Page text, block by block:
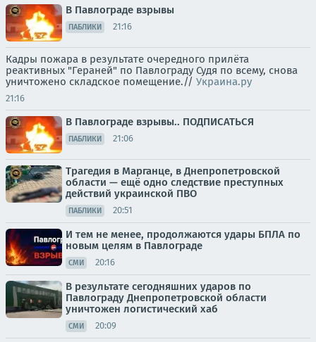
В Павлограде взрывы
ПАБЛИКИ 21:16
Кадры пожара в результате очередного прилёта
реактивных "Гераней" по Павлограду Судя по всему, снова
уничтожено складское помещение.// Украина.ру
21:16
В Павлограде взрывы.. ПОДПИСАТЬСЯ
ПАБЛИКИ 21:06
Трагедия в Марганце, в Днепропетровской
области — ещё одно следствие преступных
действий украинской ПВО
ПАБЛИКИ 20:51
И тем не менее, продолжаются удары БПЛА по
новым целям в Павлограде
СМИ 20:16
В результате сегодняшних ударов по
Павлограду Днепропетровской области
уничтожен логистический хаб
СМИ 20:09